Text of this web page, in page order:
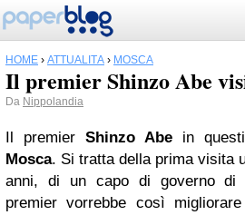
HOME › ATTUALITÀ › MOSCA
Il premier Shinzo Abe
Da Nippolandia
Il premier Shinzo Abe
in
Mosca. Si tratta della prima visita
anni, di un capo di governo
premier vorrebbe così